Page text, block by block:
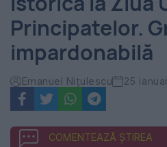
Evenimentul
Zilei
Principatelor.
impardonabilă
Emanuel Nițulescu 25
COMENTEAZĂ ȘTIREA